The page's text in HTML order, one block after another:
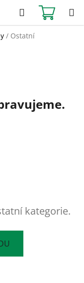
Hledat
KOŠÍK
/ Ostatní
kategorie.